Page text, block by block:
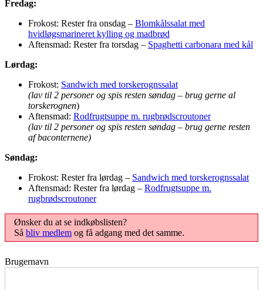
Fredag:
Frokost: Rester fra onsdag – Blomkålssalat med
hvidløgsmarineret kylling og madbrød
Aftensmad: Rester fra torsdag – Spaghetti carbonara med kål
Lørdag:
Frokost: Sandwich med torskerognssalat
(lav til 2 personer og spis resten søndag – brug gerne al
torskerognen)
Aftensmad: Rodfrugtsuppe m. rugbrødscroutoner
(lav til 2 personer og spis resten søndag – brug gerne resten
af baconternene)
Søndag:
Frokost: Rester fra lørdag – Sandwich med torskerognssalat
Aftensmad: Rester fra lørdag – Rodfrugtsuppe m.
rugbrødscroutoner
Ønsker du at se indkøbslisten?
Så bliv medlem og få adgang med det samme.
Brugernavn